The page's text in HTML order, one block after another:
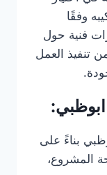
وفقًا
فنية حول
تنفيذ العمل
بناءً على
المشروع،